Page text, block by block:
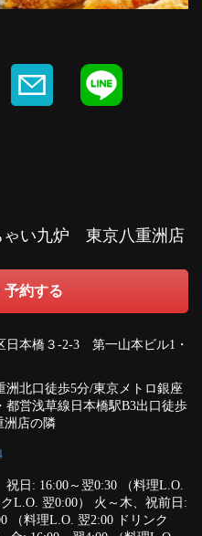
い九炉 東京八重洲店
予約する
日本橋３-2-3 第一山本ビル1・
洲北口徒歩5分/東京メトロ銀座
都営浅草線日本橋駅B3出口徒歩
洲店の隣
祝日: 16:00～翌0:30 （料理L.O.
L.O. 翌0:00） 火～木、祝前日:
（料理L.O. 翌2:00 ドリンク